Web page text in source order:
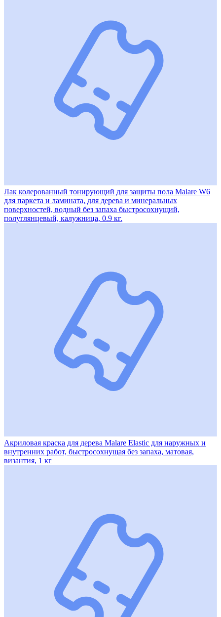
Лак колерованный тонирующий для защиты пола Malare W6
для паркета и ламината, для дерева и минеральных
поверхностей, водный без запаха быстросохнущий,
полуглянцевый, калужница, 0.9 кг.
Акриловая краска для дерева Malare Elastic для наружных и
внутренних работ, быстросохнущая без запаха, матовая,
византия, 1 кг